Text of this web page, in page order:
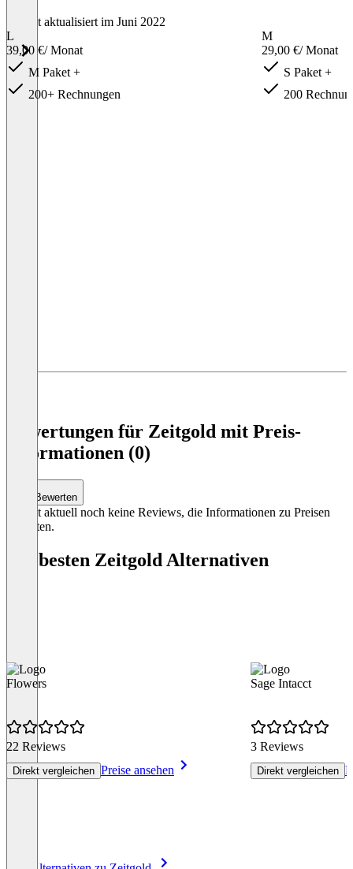
Zuletzt aktualisiert im Juni 2022
L
39,00 €/ Monat
M Paket +
200+ Rechnungen
M
29,00 €/ Monat
S Paket +
200
Bewertungen für Zeitgold mit Preis-
Informationen (0)
Bewerten
Es gibt aktuell noch keine Reviews, die Informationen zu Preisen
enthalten.
Die besten Zeitgold Alternativen
Flowers
22 Reviews
Direkt vergleichen Preise ansehen
Sage Intacct
3 Reviews
Direkt vergleichen